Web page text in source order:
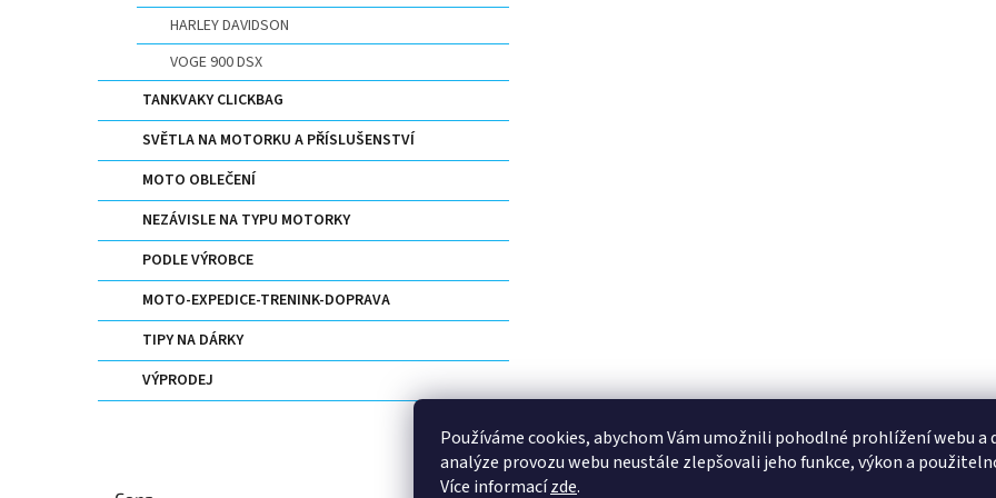
Používáme cookies, abychom Vám umožnili pohodlné prohlížení webu a
analýze provozu webu neustále zlepšovali jeho funkce, výkon a
Více informacízde.
HARLEY DAVIDSON
VOGE 900 DSX
TANKVAKY CLICKBAG
SVĚTLA NA MOTORKU A PŘÍSLUŠENSTVÍ
MOTO OBLEČENÍ
NEZÁVISLE NA TYPU MOTORKY
PODLE VÝROBCE
MOTO-EXPEDICE-TRENINK-DOPRAVA
TIPY NA DÁRKY
VÝPRODEJ